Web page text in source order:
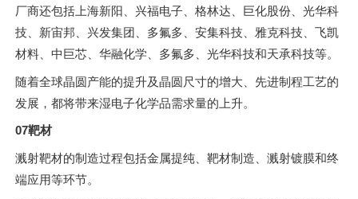
厂商还包括上海新阳、兴福电子、格林达、巨化股份、光华科
技、新宙邦、兴发集团、多氟多、安集科技、雅克科技、飞凯
材料、中巨芯、华融化学、多氟多、光华科技和天承科技等。
随着全球晶圆产能的提升及晶圆尺寸的增大、先进制程工艺的
发展，都将带来湿电子化学品需求量的上升。
07靶材
溅射靶材的制造过程包括金属提纯、靶材制造、溅射镀膜和终
端应用等环节。